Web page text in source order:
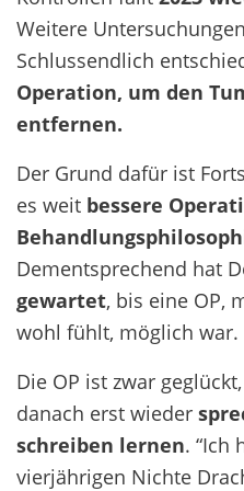
Weitere Untersuchungen
Schlussendlich
Operation, um den
entfernen.
Der Grund dafür ist
es weit bessere
Dementsprechend hat
gewartet, bis eine OP,
wohl fühlt, möglich war.
Die OP ist zwar
danach erst wieder
schreiben lernen. “Ich
vierjährigen Nichte